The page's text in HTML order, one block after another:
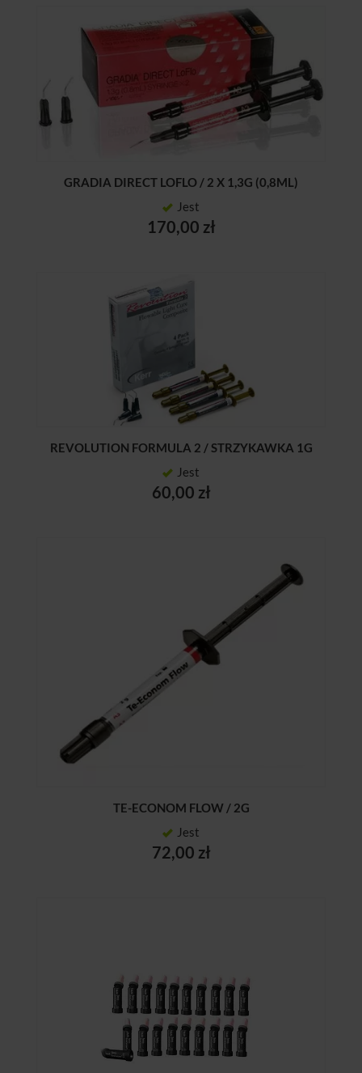
GRADIA DIRECT LOFLO / 2 X 1,3G (0,8ML)
Jest
170,00 zł
REVOLUTION FORMULA 2 / STRZYKAWKA 1G
Jest
60,00 zł
TE-ECONOM FLOW / 2G
Jest
72,00 zł